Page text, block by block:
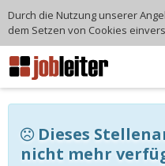
Dieses
nicht mehr
Durch die Nutzung unserer
dem Setzen von Cookies